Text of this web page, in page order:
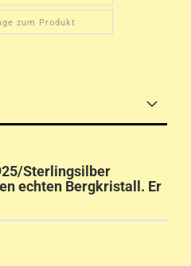
zum Produkt
Sterlingsilber
echten Bergkristall. Er